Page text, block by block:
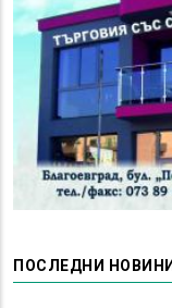
ПОСЛЕДНИ НОВИНИ